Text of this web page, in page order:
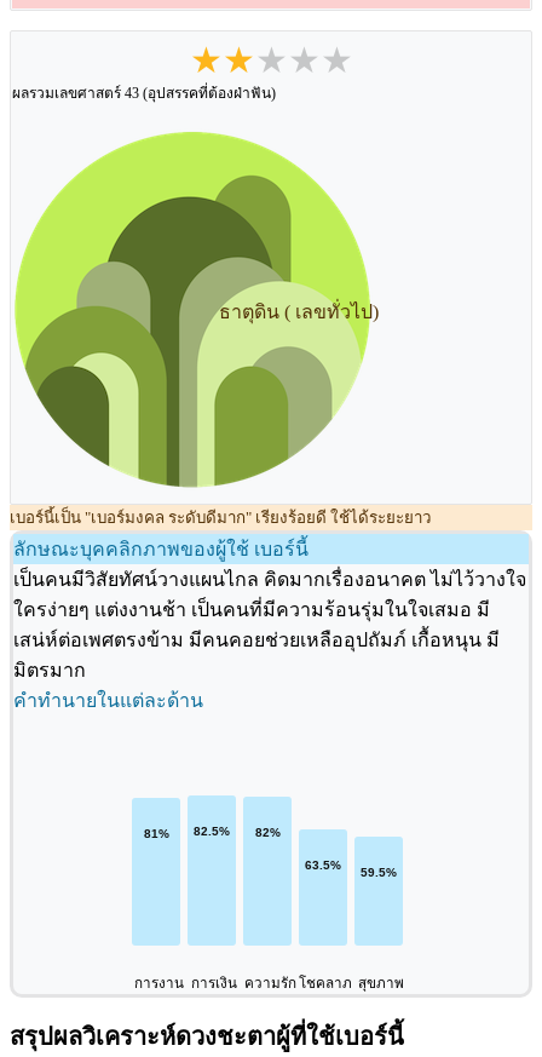
★★★★★
ผลรวมเลขศาสตร์ 43 (อุปสรรคที่ต้องฝ่าฟัน)
ธาตุดิน ( เลขทั่วไป)
เบอร์นี้เป็น "เบอร์มงคล ระดับดีมาก" เรียงร้อยดี ใช้ได้ระยะยาว
ลักษณะบุคคลิกภาพของผู้ใช้ เบอร์นี้
เป็นคนมีวิสัยทัศน์วางแผนไกล คิดมากเรื่องอนาคต ไม่ไว้วางใจ
ใครง่ายๆ แต่งงานช้า เป็นคนที่มีความร้อนรุ่มในใจเสมอ มี
เสน่ห์ต่อเพศตรงข้าม มีคนคอยช่วยเหลืออุปถัมภ์ เกื้อหนุน มี
มิตรมาก
คำทำนายในแต่ละด้าน
การงาน การเงิน ความรักโชคลาภ สุขภาพ
สรุปผลวิเคราะห์ดวงชะตาผู้ที่ใช้เบอร์นี้